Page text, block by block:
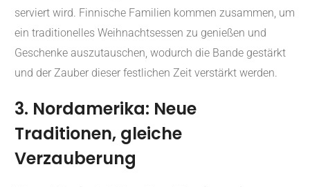
serviert wird. Finnische Familien kommen zusammen, um
ein traditionelles Weihnachtsessen zu genießen und
Geschenke auszutauschen, wodurch die Bande gestärkt
und der Zauber dieser festlichen Zeit verstärkt werden.
3. Nordamerika: Neue
Traditionen, gleiche
Verzauberung